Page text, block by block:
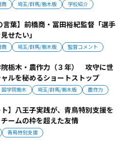
商 埼玉/群馬/栃木版 学校紹介
言葉】前橋商・冨田裕紀監督「選手
せたい」
商 埼玉/群馬/栃木版 監督コメント
院栃木・農作力（３年） 攻守に世
ルを秘めるショートストップ
国学院栃木 埼玉/群馬/栃木版 農作力
ト】八王子実践が、青鳥特別支援を
ームの枠を超えた友情
青鳥特別支援